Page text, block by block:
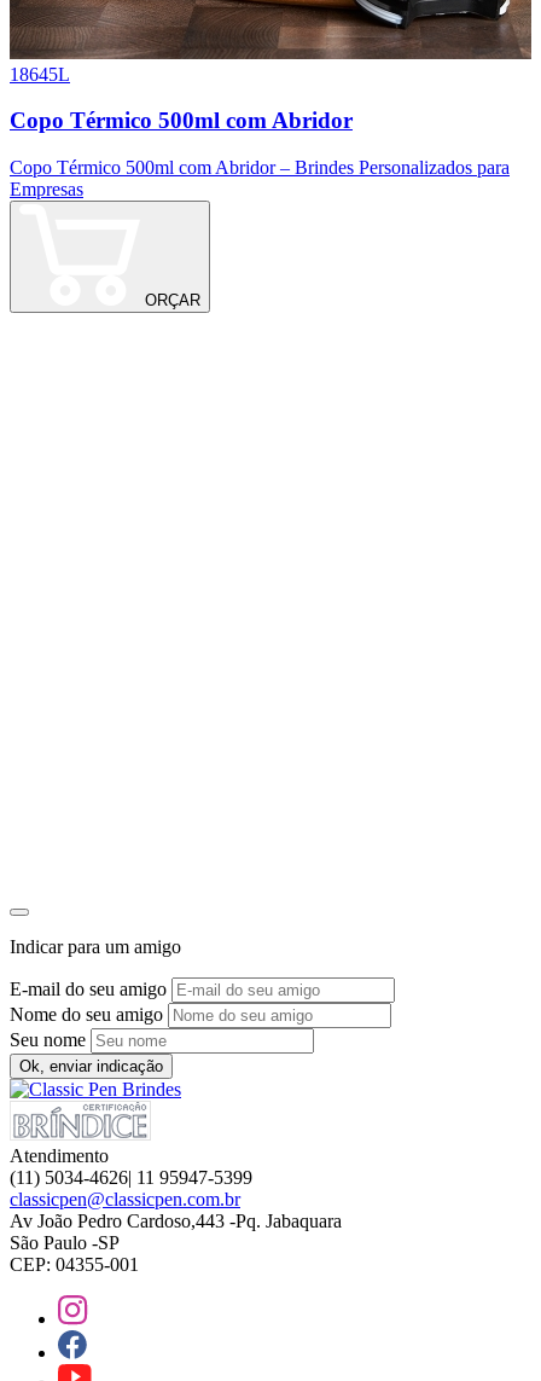
18645L
Copo Térmico 500ml com Abridor
Copo Térmico 500ml com Abridor – Brindes Personalizados para
Empresas
ORÇAR
Indicar para um amigo
E-mail do seu amigo
Nome do seu amigo
Seu nome
Ok, enviar indicação
Atendimento
(11) 5034-4626| 11 95947-5399
classicpen@classicpen.com.br
Av João Pedro Cardoso,443 -Pq. Jabaquara
São Paulo -SP
CEP: 04355-001